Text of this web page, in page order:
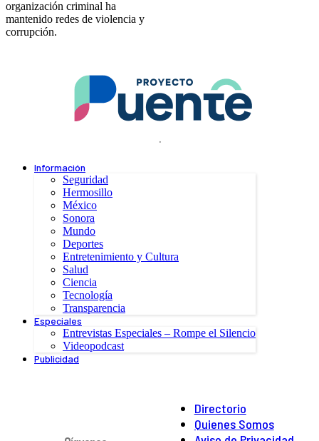
organización criminal ha
mantenido redes de violencia y
corrupción.
.
Información
Seguridad
Hermosillo
México
Sonora
Mundo
Deportes
Entretenimiento y Cultura
Salud
Ciencia
Tecnología
Transparencia
Especiales
Entrevistas Especiales – Rompe el Silencio
Videopodcast
Publicidad
Directorio
Quienes Somos